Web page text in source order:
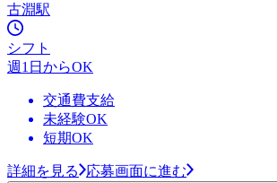
古淵駅
シフト
週1日からOK
交通費支給
未経験OK
短期OK
詳細を見る 応募画面に進む